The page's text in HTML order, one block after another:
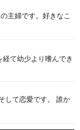
主婦です。好きなこ
て幼少より嗜んでき
して恋愛です。 誰か